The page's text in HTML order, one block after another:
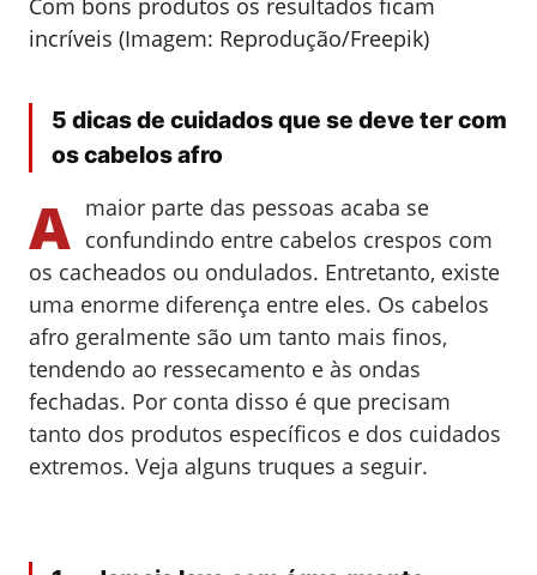
incríveis (Imagem: Reprodução/Freepik)
5 dicas de cuidados que se deve ter com
os cabelos afro
A maior parte das pessoas acaba se
confundindo entre cabelos crespos com
os cacheados ou ondulados. Entretanto, existe
uma enorme diferença entre eles. Os cabelos
afro geralmente são um tanto mais finos,
tendendo ao ressecamento e às ondas
fechadas. Por conta disso é que precisam
tanto dos produtos específicos e dos cuidados
extremos. Veja alguns truques a seguir.